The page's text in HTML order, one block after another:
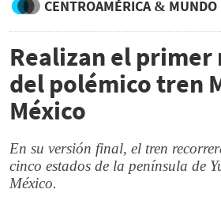
CENTROAMÉRICA & MUNDO
Realizan el
del polémico tren
México
En su versión final, el tren
cinco estados de la península de
México.